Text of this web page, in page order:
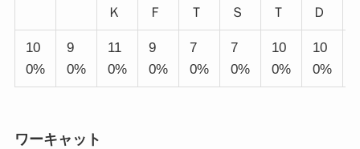
Ｋ
Ｆ
Ｔ
Ｓ
Ｔ
Ｄ
10
0%
9
0%
11
0%
9
0%
7
0%
7
0%
10
0%
10
0%
ワーキャット